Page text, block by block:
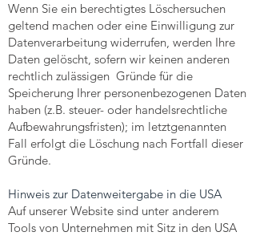
Wenn Sie ein berechtigtes Löschersuchen
geltend machen oder eine Einwilligung zur
Datenverarbeitung widerrufen, werden Ihre
Daten gelöscht, sofern wir keinen anderen
rechtlich zulässigen Gründe für die
Speicherung Ihrer personenbezogenen Daten
haben (z.B. steuer- oder handelsrechtliche
Aufbewahrungsfristen); im letztgenannten
Fall erfolgt die Löschung nach Fortfall dieser
Gründe.
Hinweis zur Datenweitergabe in die USA
Auf unserer Website sind unter anderem
Tools von Unternehmen mit Sitz in den USA